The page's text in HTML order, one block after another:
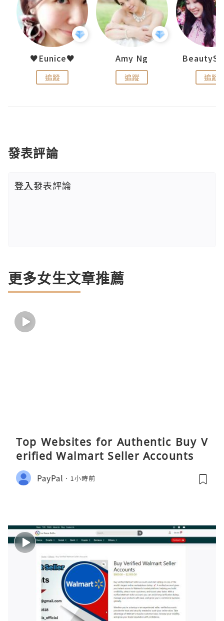
♥Eunice♥
追蹤
Amy Ng
追蹤 追蹤
發表評論
登入發表評論
更多女生文章推薦
Top Websites for Authentic Buy V
erified Walmart Seller Accounts
PayPal 1小時前